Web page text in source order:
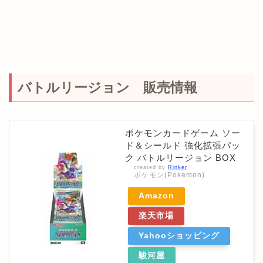
バトルリージョン 販売情報
ポケモンカードゲーム ソー
ド＆シールド 強化拡張パッ
ク バトルリージョン BOX
created by Rinker
ポケモン(Pokemon)
Amazon
楽天市場
Yahooショッピング
駿河屋